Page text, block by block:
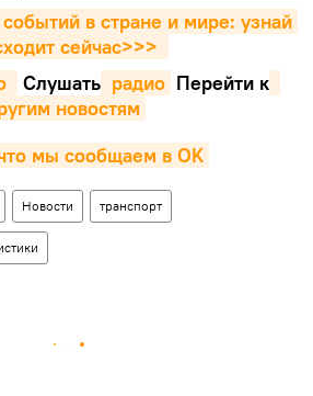
событий в стране и мире: узнай
сейчаc>>>
Cлушать радио Перейти к
новостям
мы сообщаем в OK
Новости транспорт